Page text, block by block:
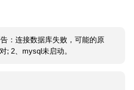
：连接数据库失败，可能的原
; 2、mysql未启动。